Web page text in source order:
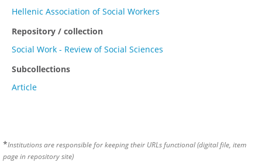
Hellenic Association of Social Workers
Repository / collection
Social Work - Review of Social Sciences
Subcollections
Article
*Institutions are responsible for keeping their URLs functional (digital file, item
page in repository site)